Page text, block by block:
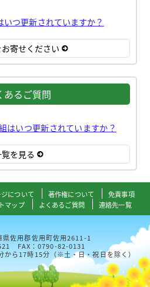
つ更新されていますか？
寄せください
あるご質問
はいつ更新されていますか？
を見る
について 著作権について
免責事項
マップ よくあるご質問 連絡先一覧
佐用郡佐用町佐用2611-1
FAX：0790-82-0131
から17時15分（※土・日・祝日を除く）